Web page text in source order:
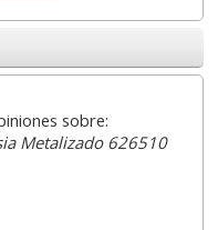
sobre:
Metalizado 626510